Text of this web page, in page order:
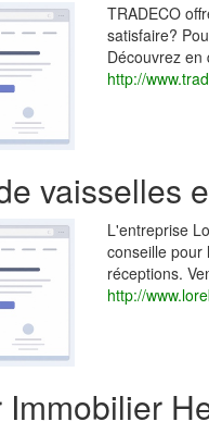
TRADECO
satisfaire?
Découvrez en
http://
vaisselles
L'entreprise
conseille pour
réceptions.
http://